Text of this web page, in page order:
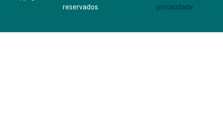
reservados.
privacidade.